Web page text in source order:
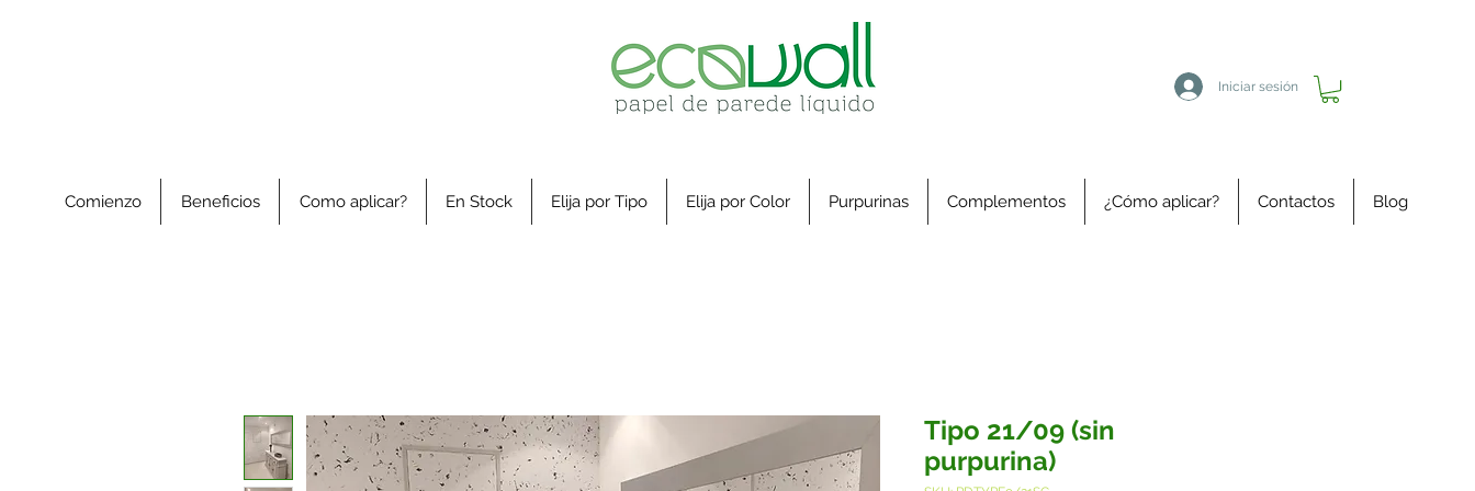
Iniciar sesión
Comienzo Beneficios Como aplicar? En Stock Elija por Tipo Elija por Color Purpurinas Complementos ¿Cómo aplicar? Contactos Blog
Tipo 21/09 (sin
purpurina)